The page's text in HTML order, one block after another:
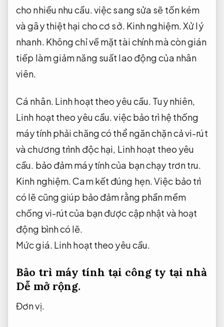
cho nhiều nhu cầu.việc sang sửa sẽ tốn kém
và gây thiệt hại cho cơ sở. Kinh nghiệm.Xử lý
nhanh. Không chỉ về mặt tài chính mà còn gián
tiếp làm giảm năng suất lao động của nhân
viên.
Cá nhân. Linh hoạt theo yêu cầu. Tuy nhiên,
Linh hoạt theo yêu cầu.việc bảo trì hệ thống
máy tính phải chăng có thể ngăn chặn cả vi-rút
và chương trình độc hại, Linh hoạt theo yêu
cầu. bảo đảm máy tính của bạn chạy trơn tru.
Kinh nghiệm.Cam kết đúng hẹn.Việc bảo trì
có lẽ cũng giúp bảo đảm rằng phần mềm
chống vi-rút của bạn được cập nhật và hoạt
động bình có lẽ.
Mức giá. Linh hoạt theo yêu cầu.
Bảo trì máy tính tại công ty tại nhà
Dễ mở rộng.
Đơn vị.